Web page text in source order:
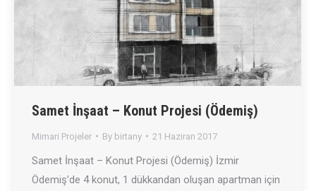
Samet İnşaat – Konut Projesi (Ödemiş)
Mimari Projeler By birtany 21 Haziran 2017
Samet İnşaat – Konut Projesi (Ödemiş) İzmir
Ödemiş’de 4 konut, 1 dükkandan oluşan apartman için